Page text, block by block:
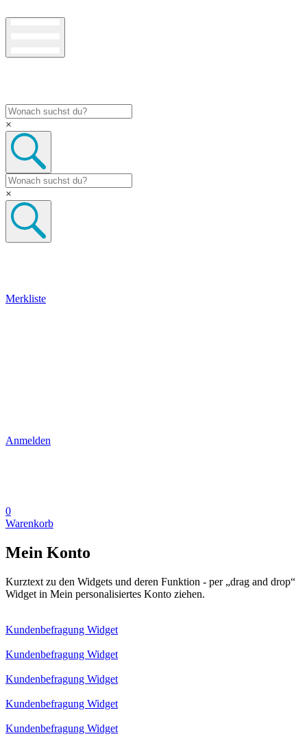
×
×
Merkliste
Anmelden
0
Warenkorb
Mein Konto
Kurztext zu den Widgets und deren Funktion - per „drag and drop“
Widget in Mein personalisiertes Konto ziehen.
Kundenbefragung Widget
Kundenbefragung Widget
Kundenbefragung Widget
Kundenbefragung Widget
Kundenbefragung Widget